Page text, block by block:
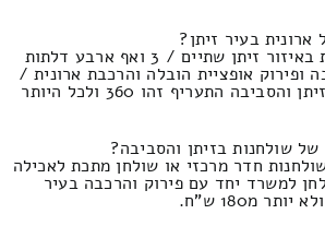
בעיר זיתן?
המחיר להובלת ארונית באיזור זיתן שתיים / 3 ואף ארבע דלתות
ופירוק אופציית הובלה והרכבת ארונית /
ארון עצוי עץ הזזה בזיתן והסביבה התעריף זהו 360 ולכל היותר
שולחנות בזיתן והסביבה?
חדר מרכזי או שולחן מתכת לאכילה
למשרד יחד עם פירוק והרכבה בעיר